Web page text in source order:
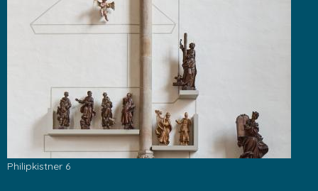
Philipkistner 6